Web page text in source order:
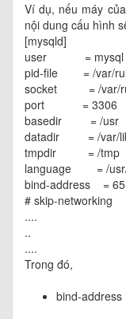
Ví dụ, nếu máy
nội dung cấu hình
[mysqld]
user = mysql
pid-file = /var/
socket = /var/
port = 3306
basedir = /usr
datadir = /var/
tmpdir = /tmp
language = /usr/
bind-address =
# skip-networking
....
..
....
Trong đó,
bind-